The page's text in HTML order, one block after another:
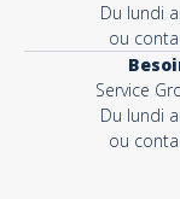
Du lundi
ou
Service
Du lundi
ou